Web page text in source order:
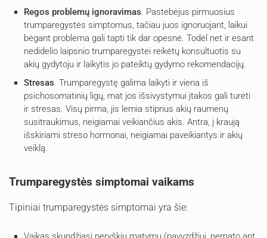
Regos problemų ignoravimas. Pastebėjus pirmuosius
trumparegystės simptomus, tačiau juos ignoruojant, laikui
bėgant problema gali tapti tik dar opesnė. Todėl net ir esant
nedidelio laipsnio trumparegystei reikėtų konsultuotis su
akių gydytoju ir laikytis jo pateiktų gydymo rekomendacijų.
Stresas. Trumparegystę galima laikyti ir viena iš
psichosomatinių ligų, mat jos išsivystymui įtakos gali turėti
ir stresas. Visų pirma, jis lemia stiprius akių raumenų
susitraukimus, neigiamai veikiančius akis. Antra, į kraują
išskiriami streso hormonai, neigiamai paveikiantys ir akių
veiklą.
Trumparegystės simptomai vaikams
Tipiniai trumparegystės simptomai yra šie: